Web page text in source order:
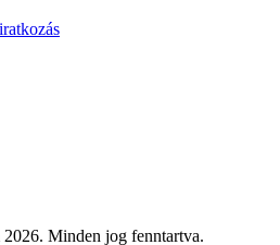
Minden jog fenntartva.